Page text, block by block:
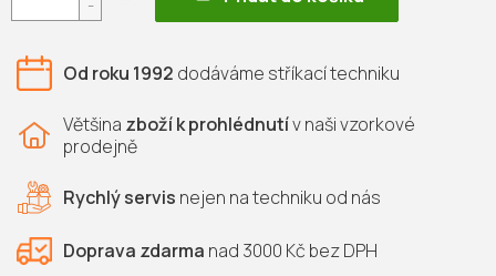
Od roku 1992 dodáváme stříkací techniku
Většina zboží k prohlédnutív naši vzorkové
prodejně
Rychlý servis nejen natechniku od nás
Doprava zdarma nad 3000 Kč bez DPH